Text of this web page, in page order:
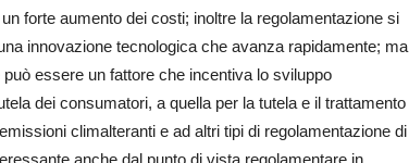
forte aumento dei costi; inoltre la regolamentazione si
innovazione tecnologica che avanza rapidamente; ma
essere un fattore che incentiva lo sviluppo
dei consumatori, a quella per la tutela e il trattamento
climalteranti e ad altri tipi di regolamentazione di
anche dal punto di vista regolamentare in